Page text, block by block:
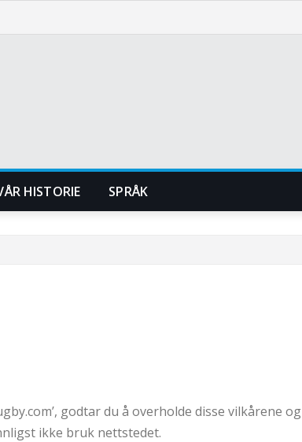
HISTORIE SPRÅK
godtar du å overholde disse vilkårene og
ikke bruk nettstedet.